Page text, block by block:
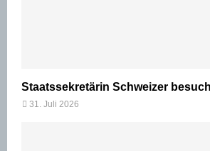
Staatssekretärin Schweizer
31. Juli 2026